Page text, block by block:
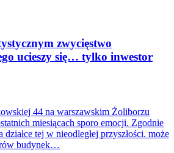
zwycięstwo
ucieszy się… tylko inwestor
44 na warszawskim Żoliborzu
miesiącach sporo emocji. Zgodnie
tej w nieodległej przyszłości. może
budynek…